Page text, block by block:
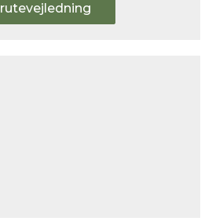
rutevejledning